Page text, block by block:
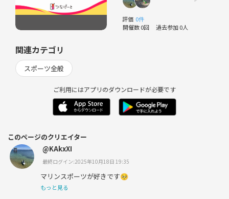
評価 0件
開催数 0回 過去参加 0人
関連カテゴリ
スポーツ全般
ご利用にはアプリのダウンロードが必要です
このページのクリエイター
@KAkxXI
最終ログイン:2025年10月18日 19:35
マリンスポーツが好きです🥺
もっと見る